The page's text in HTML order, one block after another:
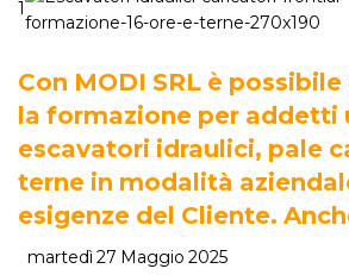
1
Con MODI SRL è
la formazione per addetti
escavatori idraulici, pale
terne in modalità
esigenze del Cliente.
martedì 27 Maggio 2025